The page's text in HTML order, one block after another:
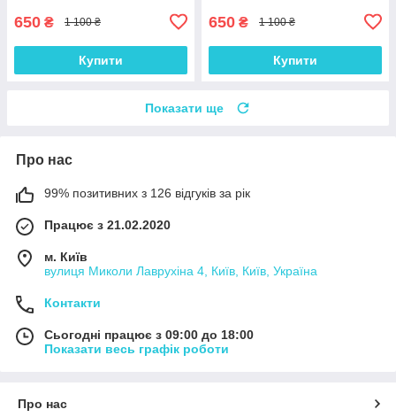
650 ₴ 1 100 ₴
Купити
650 ₴ 1 100 ₴
Купити
Показати ще
Про нас
99% позитивних з 126 відгуків за рік
Працює з 21.02.2020
м. Київ
вулиця Миколи Лаврухіна 4, Київ, Київ, Україна
Контакти
Сьогодні працює з 09:00 до 18:00
Показати весь графік роботи
Про нас